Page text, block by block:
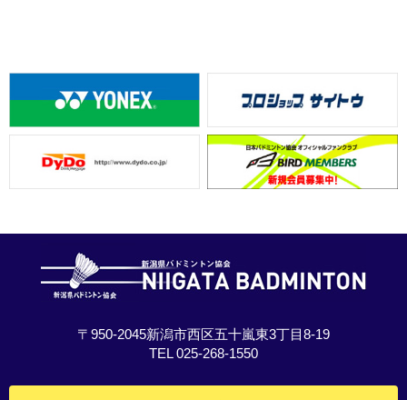
〒950-2045新潟市西区五十嵐東3丁目8-19
TEL 025-268-1550